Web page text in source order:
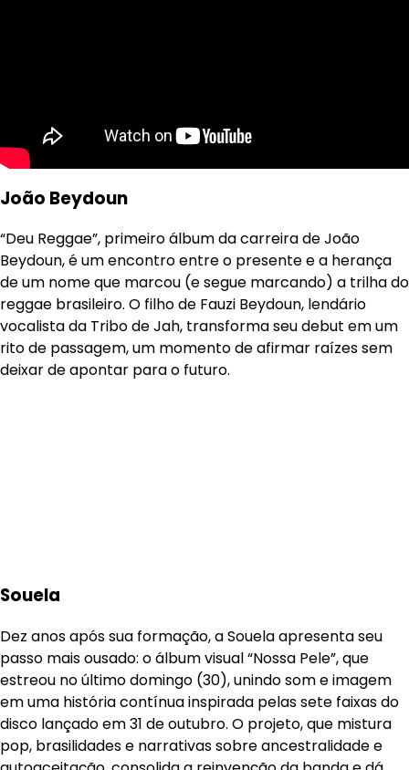
João Beydoun
“Deu Reggae”, primeiro álbum da carreira de João
Beydoun, é um encontro entre o presente e a herança
de um nome que marcou (e segue marcando) a trilha do
reggae brasileiro. O filho de Fauzi Beydoun, lendário
vocalista da Tribo de Jah, transforma seu debut em um
rito de passagem, um momento de afirmar raízes sem
deixar de apontar para o futuro.
Souela
Dez anos após sua formação, a Souela apresenta seu
passo mais ousado: o álbum visual “Nossa Pele”, que
estreou no último domingo (30), unindo som e imagem
em uma história contínua inspirada pelas sete faixas do
disco lançado em 31 de outubro. O projeto, que mistura
pop, brasilidades e narrativas sobre ancestralidade e